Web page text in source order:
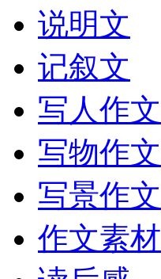
说明文
记叙文
写人作文
写物作文
写景作文
作文素材